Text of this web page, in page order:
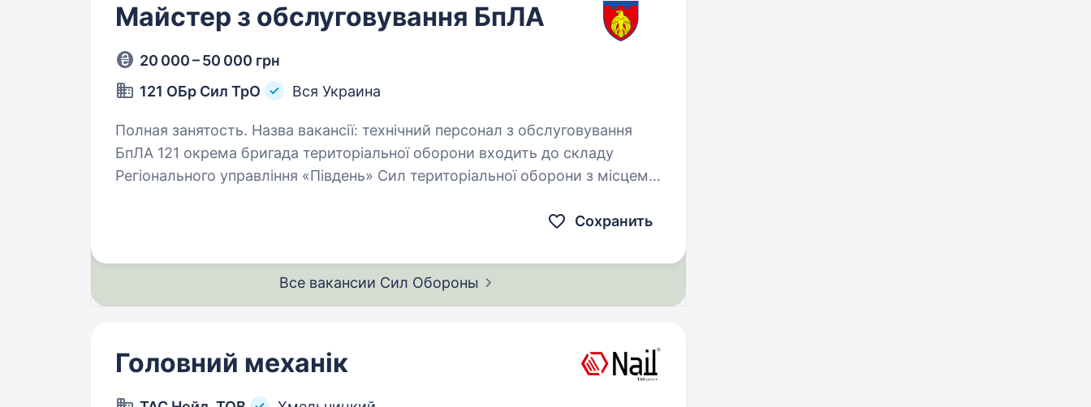
Майстер з обслуговування БпЛА
20 000 – 50 000 грн
121 ОБр Сил ТрО
Вся Украина
Полная занятость. Назва вакансії: технічний персонал з обслуговування
БпЛА 121 окрема бригада територіальної оборони входить до складу
Регіонального управління «Південь» Сил територіальної оборони з місцем
Сохранить
Все вакансии Сил Обороны
Головний механік